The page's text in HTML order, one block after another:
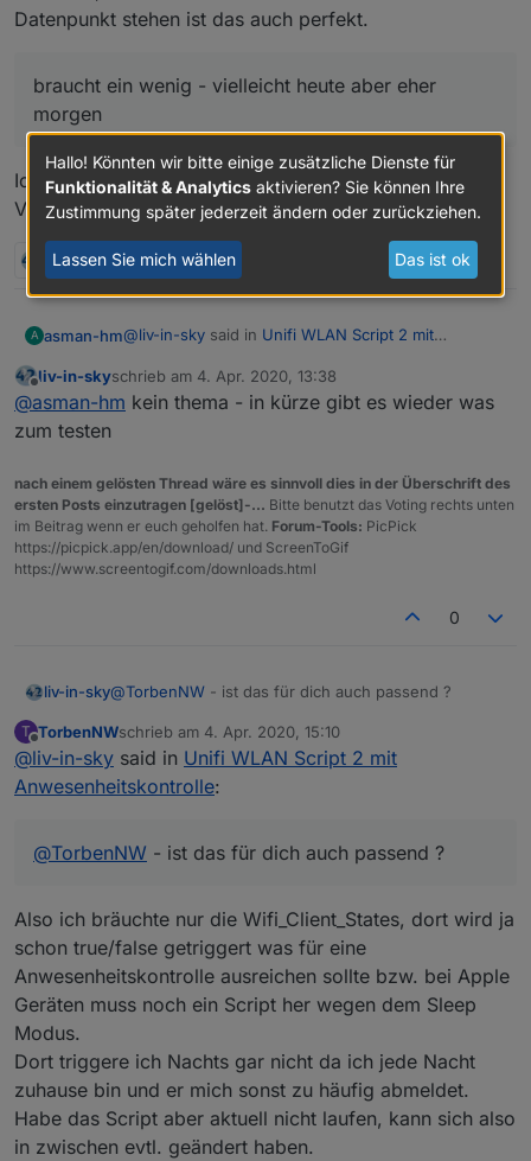
Datenpunkt stehen ist das auch perfekt.
braucht ein wenig - vielleicht heute aber eher
morgen
Ich hatte jetzt nicht erwartet, dass du extra was baust.
Vielen, vielen Dank!
2 Antworten 0
A asman-hm@liv-in-sky said in Unifi WLAN Script 2 mit
du brauchst wahrscheinlich die datenpunkte
welches format - im moment sind es ja
die linux/java zeiten - die benötigst du eh
um dass mit der jetzt-zeit zu vergleichen
- also lasse ich mal das format
Richtig, genau so verwende ich sie heute auch.
du willst wahrscheinlich nur bestimmte -
namen der gewünschten geräte im
setting eingeben - werden ja eh nicht
viel - ich überleg mal>
Datenpunkt stehen ist das auch perfekt.
morgen
Ich hatte jetzt nicht erwartet, dass du extra was
baust. Vielen, vielen Dank!
liv-in-skyschrieb am 4. Apr. 2020, 13:38
zuletzt editiert von
@asman-hm kein thema - in kürze gibt es wieder was
zum testen
nach einem gelösten Thread wäre es sinnvoll dies in der Überschrift des
ersten Posts einzutragen [gelöst]-... Bitte benutzt das Voting rechts unten
im Beitrag wenn er euch geholfen hat. Forum-Tools: PicPick
https://picpick.app/en/download/ und ScreenToGif
https://www.screentogif.com/downloads.html
0
liv-in-sky@TorbenNW - ist das für dich auch passend ?
T
Offline
TorbenNWschrieb am 4. Apr. 2020, 15:10
zuletzt editiert von
@liv-in-sky said in Unifi WLAN Script 2 mit
Anwesenheitskontrolle:
@TorbenNW - ist das für dich auch passend ?
Also ich bräuchte nur die Wifi_Client_States, dort wird ja
schon true/false getriggert was für eine
Anwesenheitskontrolle ausreichen sollte bzw. bei Apple
Geräten muss noch ein Script her wegen dem Sleep
Modus.
Dort triggere ich Nachts gar nicht da ich jede Nacht
zuhause bin und er mich sonst zu häufig abmeldet.
Habe das Script aber aktuell nicht laufen, kann sich also
in zwischen evtl. geändert haben.
Hallo! Könnten wir bitte einige zusätzliche Dienste für
Funktionalität & Analytics aktivieren? Sie können Ihre
Zustimmung später jederzeit ändern oder zurückziehen.
Lassen Sie mich wählen Das ist ok